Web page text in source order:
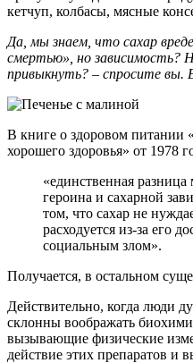
кетчуп, колбасы, мясные
Да, мы знаем, что сахар
смертью», но зависимость?
привыкнуть? – спросите вы.
В книге о здоровом питании
хорошего здоровья» от 1978
«единственная
героина и сахарной
том, что сахар не
расходуется из-за его
социальным злом».
Получается, в остальном
Действительно, когда люди
склонны воображать
вызывающие физические
действие этих препаратов и